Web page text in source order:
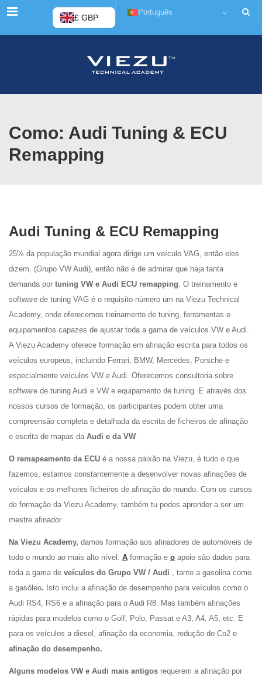
Cardápio £ GBP
Português
Como: Audi Tuning & ECU
Remapping
Audi Tuning & ECU Remapping
25% da população mundial agora dirige um veículo VAG, então eles
dizem, (Grupo VW Audi), então não é de admirar que haja tanta
demanda por tuning VW e Audi ECU remapping. O treinamento e
software de tuning VAG é o requisito número um na Viezu Technical
Academy, onde oferecemos treinamento de tuning, ferramentas e
equipamentos capazes de ajustar toda a gama de veículos VW e Audi.
A Viezu Academy oferece formação em afinação escrita para todos os
veículos europeus, incluindo Ferrari, BMW, Mercedes, Porsche e
especialmente veículos VW e Audi. Oferecemos consultoria sobre
software de tuning Audi e VW e equipamento de tuning. E através dos
nossos cursos de formação, os participantes podem obter uma
compreensão completa e detalhada da escrita de ficheiros de afinação
e escrita de mapas da Audi e da VW .
O remapeamento da ECU é a nossa paixão na Viezu, é tudo o que
fazemos, estamos constantemente a desenvolver novas afinações de
veículos e os melhores ficheiros de afinação do mundo. Com os cursos
de formação da Viezu Academy, também tu podes aprender a ser um
mestre afinador
Na Viezu Academy, damos formação aos afinadores de automóveis de
todo o mundo ao mais alto nível. A formação e o apoio são dados para
toda a gama de veículos do Grupo VW / Audi , tanto a gasolina como
a gasóleo. Isto inclui a afinação de desempenho para veículos como o
Audi RS4, RS6 e a afinação para o Audi R8. Mas também afinações
rápidas para modelos como o Golf, Polo, Passat e A3, A4, A5, etc. E
para os veículos a diesel, afinação da economia, redução do Co2 e
afinação do desempenho.
Alguns modelos VW e Audi mais antigos requerem a afinação por